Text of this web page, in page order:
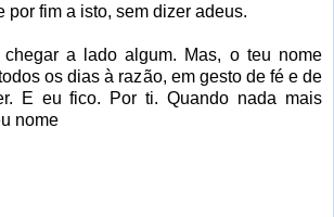
por fim a isto, sem dizer adeus.
chegar a lado algum. Mas, o teu nome
os dias à razão, em gesto de fé e de
E eu fico. Por ti. Quando nada mais
nome